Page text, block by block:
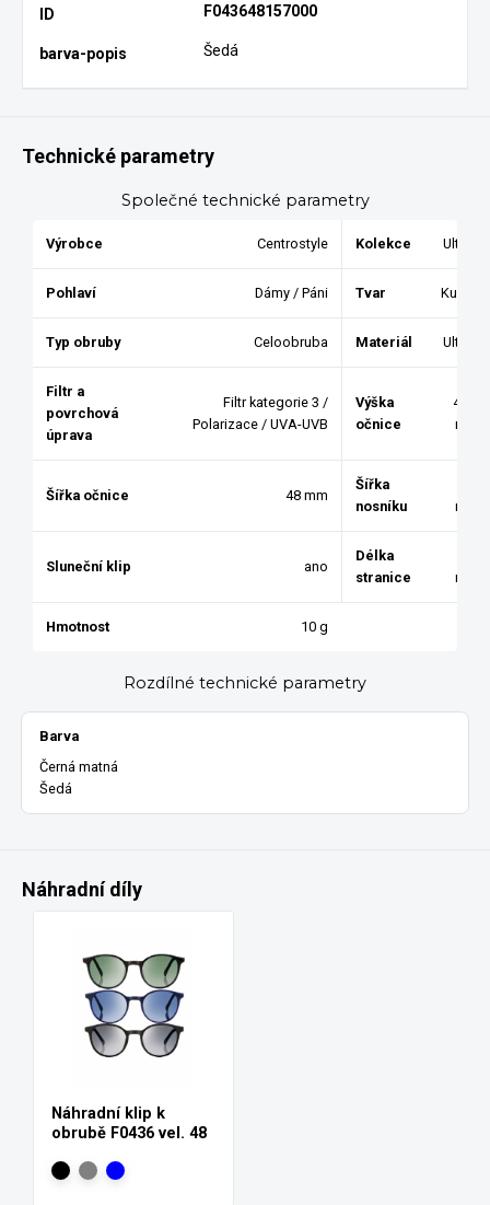
F043648157000
Šedá
Technické parametry
Společné technické parametry
Výrobce Centrostyle Kolekce Ultem
Pohlaví Dámy / Páni Tvar Kulatý
Typ obruby Celoobruba Materiál Ultem
Filtr a
povrchová
úprava
Filtr kategorie 3 /
Polarizace / UVA-UVB
Výška
očnice
42.6
mm
Šířka očnice 48 mm
Šířka
nosníku
mm
Sluneční klip ano
Délka
stranice
mm
Hmotnost 10 g
Rozdílné technické parametry
Barva
Černá matná
Šedá
Náhradní díly
Náhradní klip k
obrubě F0436 vel. 48